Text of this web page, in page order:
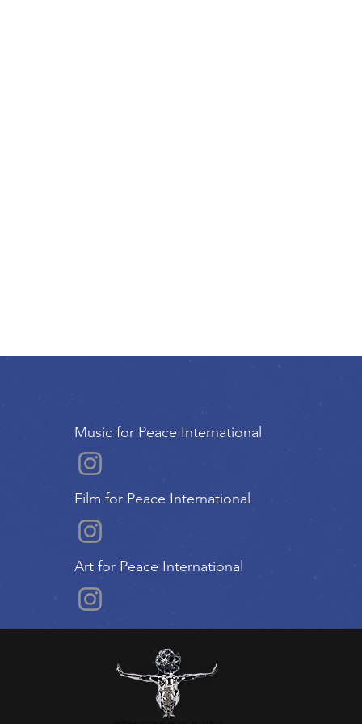
Music for Peace International
Film for Peace International
Art for Peace International